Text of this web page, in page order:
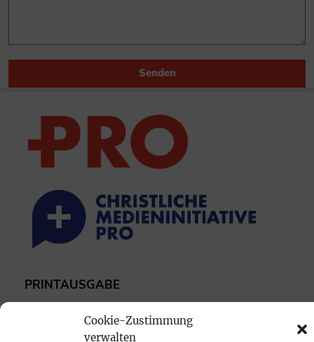
Cookie-Zustimmung
verwalten
Senden
PRINTAUSGABE
Mediadaten